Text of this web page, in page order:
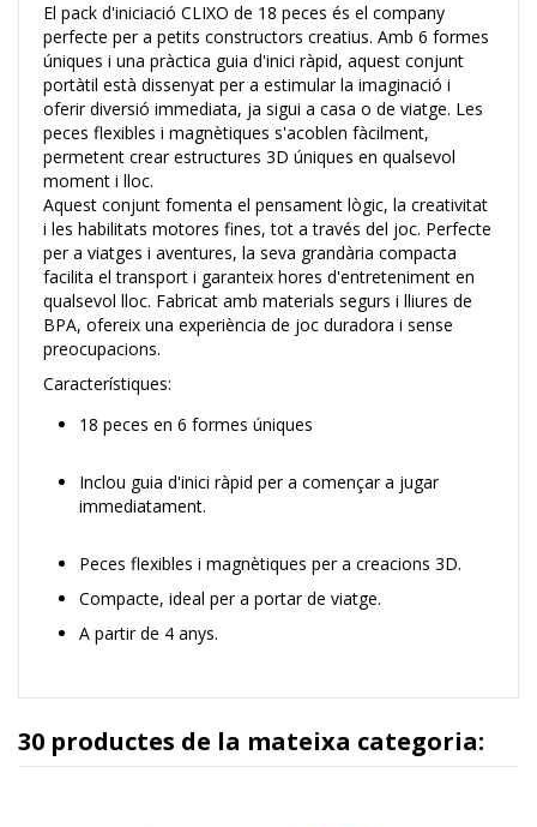
El pack d'iniciació CLIXO de 18 peces és el company
perfecte per a petits constructors creatius. Amb 6 formes
úniques i una pràctica guia d'inici ràpid, aquest conjunt
portàtil està dissenyat per a estimular la imaginació i
oferir diversió immediata, ja sigui a casa o de viatge. Les
peces flexibles i magnètiques s'acoblen fàcilment,
permetent crear estructures 3D úniques en qualsevol
moment i lloc.
Aquest conjunt fomenta el pensament lògic, la creativitat
i les habilitats motores fines, tot a través del joc. Perfecte
per a viatges i aventures, la seva grandària compacta
facilita el transport i garanteix hores d'entreteniment en
qualsevol lloc. Fabricat amb materials segurs i lliures de
BPA, ofereix una experiència de joc duradora i sense
preocupacions.
Característiques:
18 peces en 6 formes úniques
Inclou guia d'inici ràpid per a començar a jugar
immediatament.
Peces flexibles i magnètiques per a creacions 3D.
Compacte, ideal per a portar de viatge.
A partir de 4 anys.
30 productes de la mateixa categoria: